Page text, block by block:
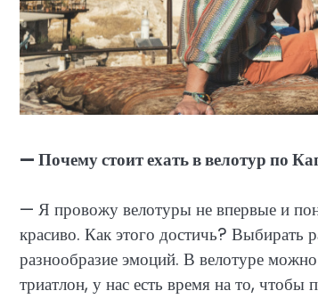
— Почему стоит ехать в велотур по
— Я провожу велотуры не впервые и
красиво. Как этого достичь? Выбирать
разнообразие эмоций. В велотуре
триатлон, у нас есть время на то, чтобы